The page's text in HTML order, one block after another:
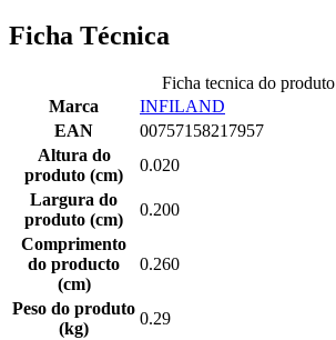
Ficha Técnica
Ficha tecnica do produto
Marca
INFILAND
EAN
00757158217957
Altura do
produto (cm)
0.020
Largura do
produto (cm)
0.200
Comprimento
do producto
(cm)
0.260
Peso do produto
(kg)
0.29